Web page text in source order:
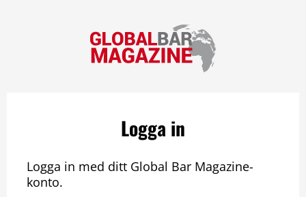
Logga in
Logga in med ditt Global Bar Magazine-
konto.